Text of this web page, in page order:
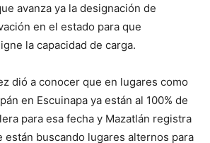
avanza ya la designación de
en el estado para que
la capacidad de carga.
dió a conocer que en lugares como
en Escuinapa ya están al 100% de
para esa fecha y Mazatlán registra
están buscando lugares alternos para